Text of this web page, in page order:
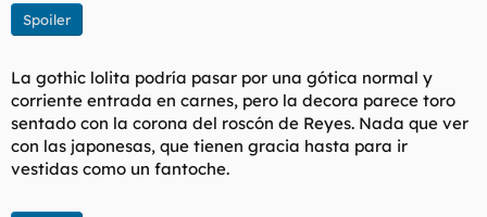
Spoiler
La gothic lolita podría pasar por una gótica normal y
corriente entrada en carnes, pero la decora parece toro
sentado con la corona del roscón de Reyes. Nada que ver
con las japonesas, que tienen gracia hasta para ir
vestidas como un fantoche.